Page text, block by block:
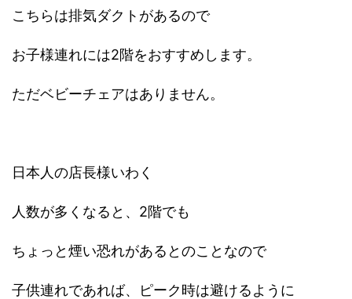
こちらは排気ダクトがあるので
お子様連れには2階をおすすめします。
ただベビーチェアはありません。
日本人の店長様いわく
人数が多くなると、2階でも
ちょっと煙い恐れがあるとのことなので
子供連れであれば、ピーク時は避けるように